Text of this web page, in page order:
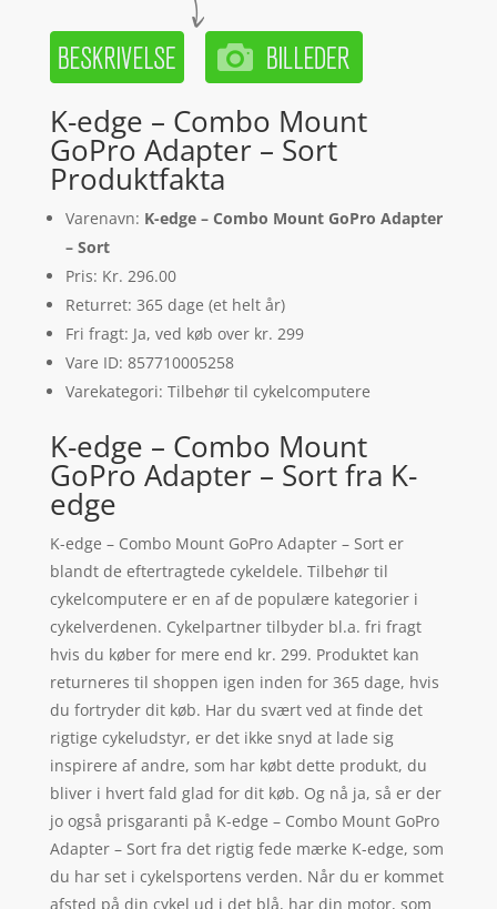
K-edge – Combo Mount
GoPro Adapter – Sort
Produktfakta
Varenavn: K-edge – Combo Mount GoPro Adapter
– Sort
Pris: Kr. 296.00
Returret: 365 dage (et helt år)
Fri fragt: Ja, ved køb over kr. 299
Vare ID: 857710005258
Varekategori: Tilbehør til cykelcomputere
K-edge – Combo Mount
GoPro Adapter – Sort fra K-
edge
K-edge – Combo Mount GoPro Adapter – Sort er
blandt de eftertragtede cykeldele. Tilbehør til
cykelcomputere er en af de populære kategorier i
cykelverdenen. Cykelpartner tilbyder bl.a. fri fragt
hvis du køber for mere end kr. 299. Produktet kan
returneres til shoppen igen inden for 365 dage, hvis
du fortryder dit køb. Har du svært ved at finde det
rigtige cykeludstyr, er det ikke snyd at lade sig
inspirere af andre, som har købt dette produkt, du
bliver i hvert fald glad for dit køb. Og nå ja, så er der
jo også prisgaranti på K-edge – Combo Mount GoPro
Adapter – Sort fra det rigtig fede mærke K-edge, som
du har set i cykelsportens verden. Når du er kommet
afsted på din cykel ud i det blå, har din motor, som